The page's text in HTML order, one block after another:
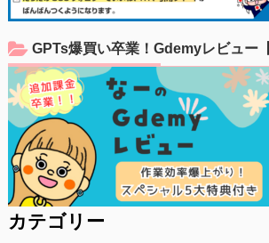
GPTs爆買い卒業！Gdemyレビュー
カテゴリー